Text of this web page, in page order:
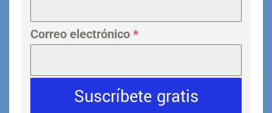
Correo electrónico *
Suscríbete gratis